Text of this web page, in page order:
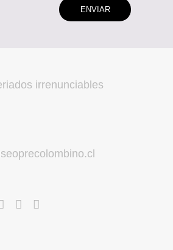
ENVIAR
irrenunciables